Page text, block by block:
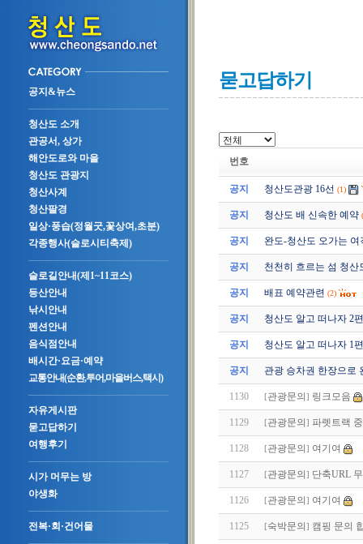
공지&뉴스
청산도 소개
관공서, 상가
해안도로와 마을
청산도 관광지
청산사계
청산팔경
일상·풍습(정월굿,꽃상여,초분)
각종행사(슬로시티축제)
슬로길안내(제1~11코스)
등산안내
낚시안내
펜션안내
음식점안내
배시간·요금·예약
교통안내(순환,투어,마을버스,택시)
자유게시판
묻고답하기
여행후기
시가 머무는 방
야생화
전복·회·건어물
묻고답하기
번호
공지 청산도관광 16선 (1)
공지 청산도 배 신속한 예약
공지 완도-청산도 오가는
공지 천천히 흐르는 섬 청산
공지 배표 예약관련 (2)
공지 청산도 알고 떠나자 2
공지 청산도 알고 떠나자 1
공지 관광 승차권 한장으로
1130 [관광문의] 링크모음
1129 [관광문의] 파렛트랙
1128 [관광문의] 여기여
1127 [관광문의] 단축URL
1126 [관광문의] 여기여
1125 [숙박문의] 캠핑 문의